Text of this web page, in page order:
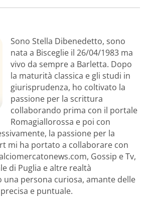
Sono Stella Dibenedetto, sono
nata a Bisceglie il 26/04/1983 ma
vivo da sempre a Barletta. Dopo
la maturità classica e gli studi in
giurisprudenza, ho coltivato la
passione per la scrittura
collaborando prima con il portale
Romagiallorossa e poi con
la passione per la
mi ha portato a collaborare con
Gossip e Tv,
di Puglia e altre realtà
una persona curiosa, amante delle
e puntuale.